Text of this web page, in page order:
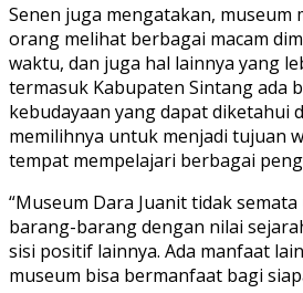
Senen juga mengatakan, museum
orang melihat berbagai macam
waktu, dan juga hal lainnya yang
termasuk Kabupaten Sintang ada
kebudayaan yang dapat diketahui
memilihnya untuk menjadi tujuan
tempat mempelajari berbagai
“Museum Dara Juanit tidak
barang-barang dengan nilai
sisi positif lainnya. Ada manfaat
museum bisa bermanfaat bagi